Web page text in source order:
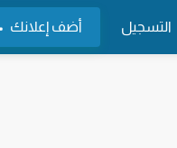
التسجيل أضف إعلانك